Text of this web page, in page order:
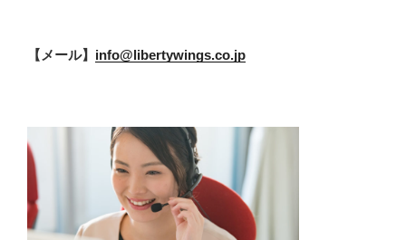
【メール】 info@libertywings.co.jp